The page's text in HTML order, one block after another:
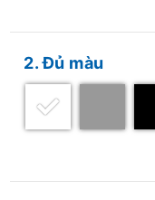
2. Đủ màu